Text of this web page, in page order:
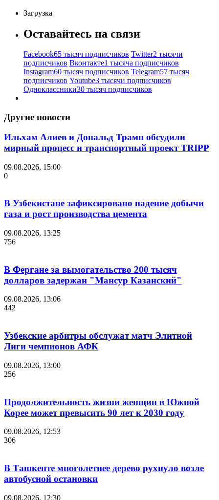
Загрузка
Оставайтесь на связи
Facebook65 тысяч подписчиков Twitter2 тысячи
подписчиков Вконтакте1 тысяча подписчиков
Instagram60 тысяч подписчиков Telegram57 тысяч
подписчиков Youtube3 тысячи подписчиков
Одноклассники30 тысяч подписчиков
Другие новости
Ильхам Алиев и Дональд Трамп обсудили
мирный процесс и транспортный проект TRIPP
09.08.2026, 15:00
0
В Узбекистане зафиксировано падение добычи
газа и рост производства цемента
09.08.2026, 13:25
756
В Фергане за вымогательство 200 тысяч
долларов задержан "Мансур Казанский"
09.08.2026, 13:06
442
Узбекские арбитры обслужат матч Элитной
Лиги чемпионов АФК
09.08.2026, 13:00
256
Продолжительность жизни женщин в Южной
Корее может превысить 90 лет к 2030 году
09.08.2026, 12:53
306
В Ташкенте многолетнее дерево рухнуло возле
автобусной остановки
09.08.2026, 12:30